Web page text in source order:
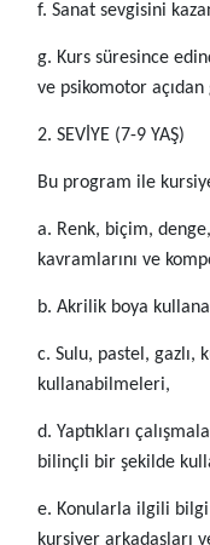
f. Sanat sevgisini
g. Kurs süresince
ve psikomotor
2. SEVİYE (7-9 YAŞ)
Bu program ile
a. Renk, biçim,
kavramlarını ve
b. Akrilik boya
c. Sulu, pastel, gazlı,
kullanabilmeleri,
d. Yaptıkları
bilinçli bir şekilde
e. Konularla ilgili
kursiyer arkadaşları